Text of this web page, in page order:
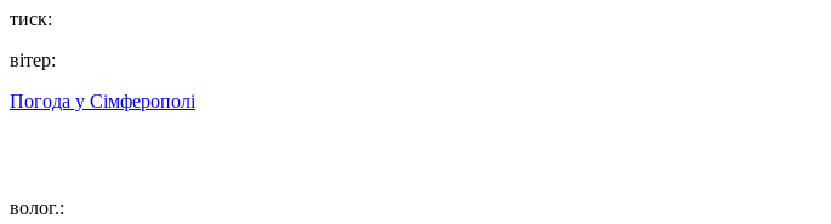
тиск:
вітер:
Погода у Сімферополі
волог.: